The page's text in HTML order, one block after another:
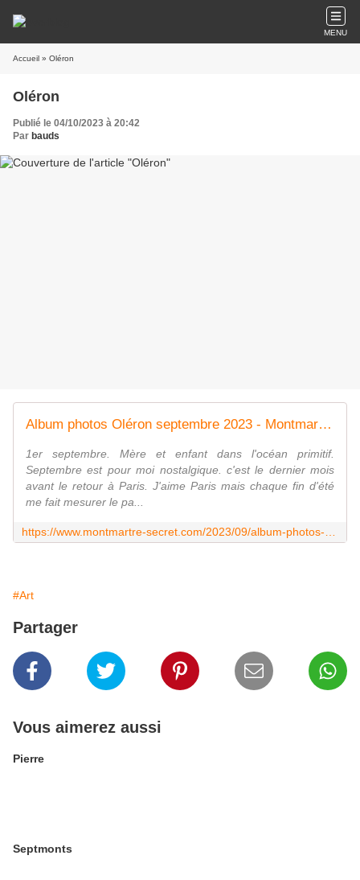
MENU
Accueil » Oléron
Oléron
Publié le 04/10/2023 à 20:42
Par bauds
Album photos Oléron septembre 2023 - Montmartre secret
1er septembre. Mère et enfant dans l'océan primitif.
Septembre est pour moi nostalgique. c'est le dernier mois
avant le retour à Paris. J'aime Paris mais chaque fin d'été
me fait mesurer le pa...
#Art
Partager
Vous aimerez aussi
Pierre
Septmonts